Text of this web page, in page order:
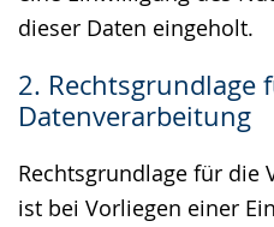
dieser Daten eingeholt.
2. Rechtsgrundlage
Datenverarbeitung
Rechtsgrundlage für die
ist bei Vorliegen einer